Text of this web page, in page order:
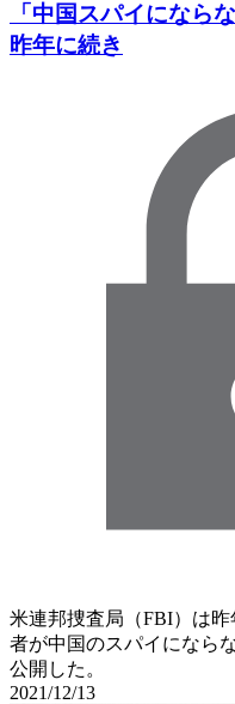
「中国スパイにな
昨年に続き
米連邦捜査局（FBI）は
者が中国のスパイになら
公開した。
2021/12/13